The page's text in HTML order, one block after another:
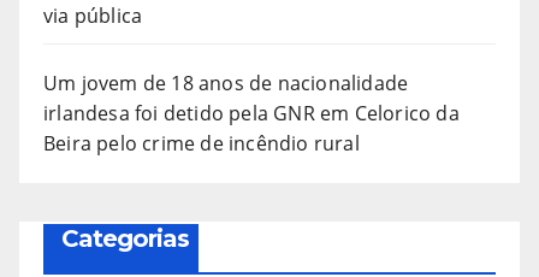
via pública
Um jovem de 18 anos de nacionalidade
irlandesa foi detido pela GNR em Celorico da
Beira pelo crime de incêndio rural
Categorias